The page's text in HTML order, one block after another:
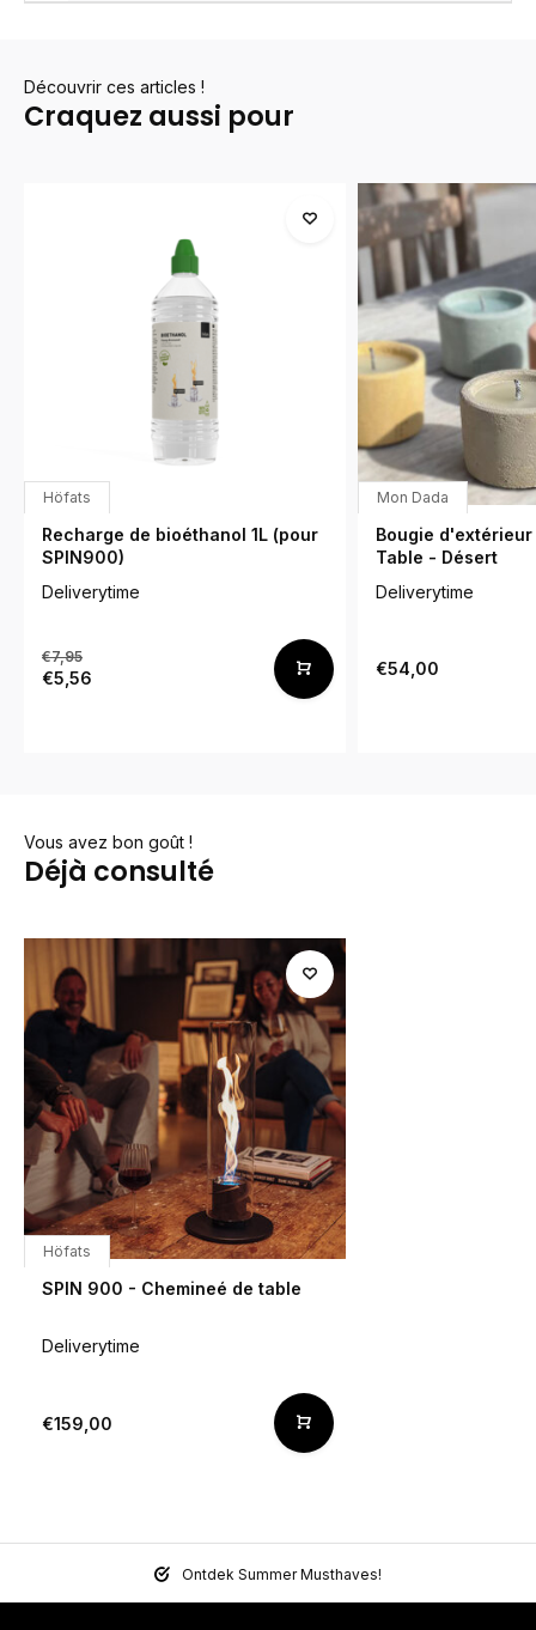
Découvrir ces articles !
Craquez aussi pour
Höfats
Recharge de bioéthanol 1L (pour
SPIN900)
Deliverytime
€7,95
€5,56
Mon Dada
Bougie
Table - Désert
Deliverytime
€54,00
Vous avez bon goût !
Déjà consulté
Höfats
SPIN 900 - Chemineé de table
Deliverytime
€159,00
Ontdek Summer Musthaves!